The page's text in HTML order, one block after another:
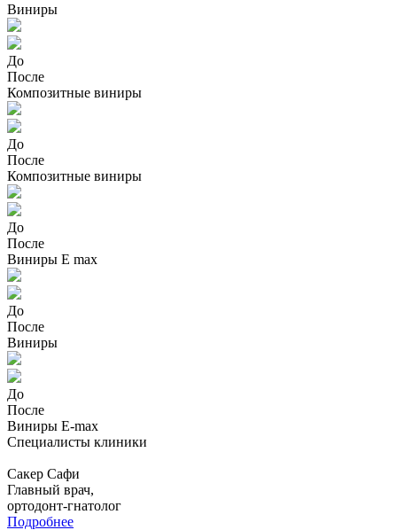
Виниры
До
После
Композитные виниры
До
После
Композитные виниры
До
После
Виниры E max
До
После
Виниры
До
После
Виниры Е-max
Специалисты клиники
Сакер Сафи
Главный врач,
ортодонт-гнатолог
Подробнее